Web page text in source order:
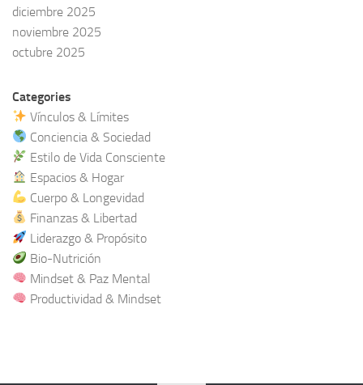
diciembre 2025
noviembre 2025
octubre 2025
Categories
Vínculos & Límites
Conciencia & Sociedad
Estilo de Vida Consciente
Espacios & Hogar
Cuerpo & Longevidad
Finanzas & Libertad
Liderazgo & Propósito
Bio-Nutrición
Mindset & Paz Mental
Productividad & Mindset